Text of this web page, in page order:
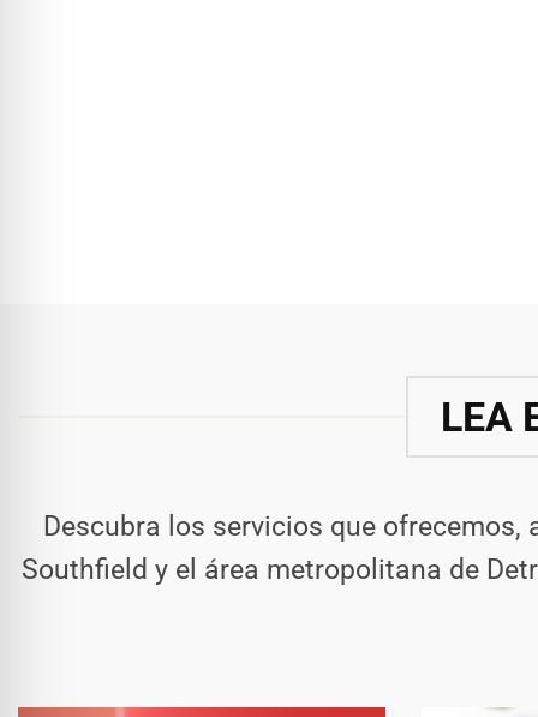
LEA
Descubra los servicios que
Southfield y el área metropolitana de